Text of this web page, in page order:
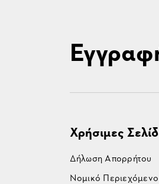
Χρήσιμες
Δήλωση Απορρήτου
Νομικό Περιεχόμενο